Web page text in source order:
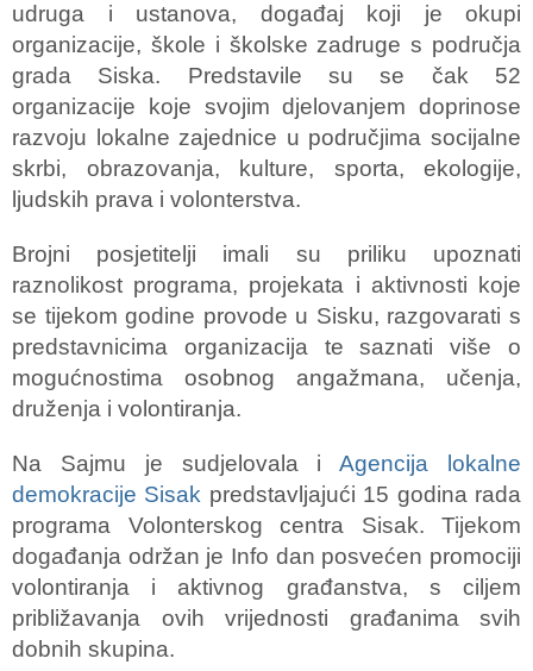
udruga i ustanova, događaj koji je okupi
organizacije, škole i školske zadruge s područja
grada Siska. Predstavile su se čak 52
organizacije koje svojim djelovanjem doprinose
razvoju lokalne zajednice u područjima socijalne
skrbi, obrazovanja, kulture, sporta, ekologije,
ljudskih prava i volonterstva.
Brojni posjetitelji imali su priliku upoznati
raznolikost programa, projekata i aktivnosti koje
se tijekom godine provode u Sisku, razgovarati s
predstavnicima organizacija te saznati više o
mogućnostima osobnog angažmana, učenja,
druženja i volontiranja.
Na Sajmu je sudjelovala iAgencija lokalne
demokracije Sisak predstavljajući 15 godina rada
programa Volonterskog centra Sisak. Tijekom
događanja održan je Info dan posvećen promociji
volontiranja i aktivnog građanstva, s ciljem
približavanja ovih vrijednosti građanima svih
dobnih skupina.